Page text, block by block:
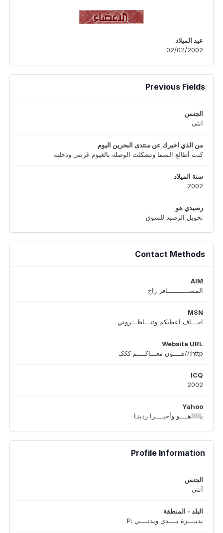
عيد الميلاد
02/02/2002
Previous Fields
الجنس
انثى
من الذي اخبرك عن منتدى البحرين اليوم
كنت أطالع السما وتشكلت الوصله بالغيوم غرتني ودخلته
سنة الميلاد
2002
رصيدي هو
تحويل الرصيد للسوق
Contact Methods
AIM
المســـــــــــافر راح
MSN
اخـــاف اعطيكم وتنـــاظـــروني
Website URL
http://هــــون معـــاكــــم كككـ
ICQ
2002
Yahoo
ياااااهــــو وأخيــــرا ردينـا
Profile Information
الجنس
أنثى
البلد - المنطقة
بديــــرة يــــدي ويدتــــي :P